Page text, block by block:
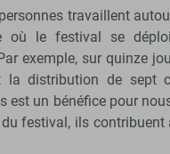
travaillent
où le festival se
exemple, sur quinze
distribution de sept
est un bénéfice pour
festival, ils contribuent